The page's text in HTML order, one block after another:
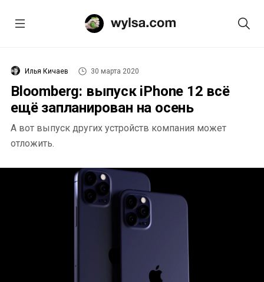
Илья Кичаев 30 марта 2020
Bloomberg: выпуск iPhone 12 всё
ещё запланирован на осень
А вот выпуск других устройств компания может
отложить.